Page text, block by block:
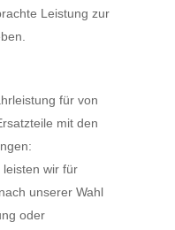
Leistung zur
für von
mit den
leisten wir für
unserer Wahl
oder